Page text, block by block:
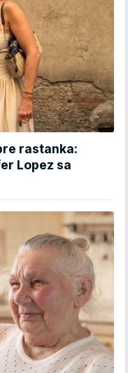
rastanka:
Lopez sa